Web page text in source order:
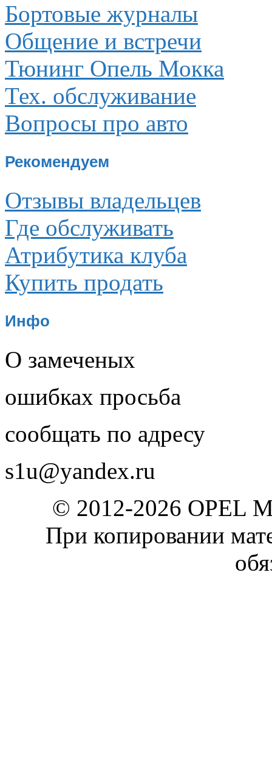
Бортовые журналы
Общение и встречи
Тюнинг Опель Мокка
Тех. обслуживание
Вопросы про авто
Рекомендуем
Отзывы владельцев
Где обслуживать
Атрибутика клуба
Купить продать
Инфо
О замеченых
ошибках просьба
сообщать по адресу
s1u@yandex.ru
© 2012-2026 OPEL
При копировании